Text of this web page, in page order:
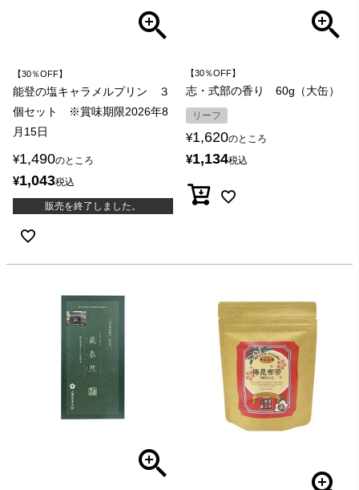
【30％OFF】
能登の塩キャラメルプリン ３
個セット ※賞味期限2026年8
月15日
¥1,490のところ
¥1,043税込
販売を終了しました。
【30％OFF】
志・式部の香り 60g（大缶）
リーフ
¥1,620のところ
¥1,134税込